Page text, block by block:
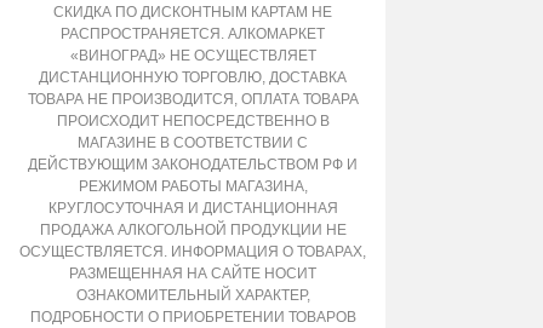
СКИДКА ПО ДИСКОНТНЫМ КАРТАМ НЕ
РАСПРОСТРАНЯЕТСЯ. АЛКОМАРКЕТ
«ВИНОГРАД» НЕ ОСУЩЕСТВЛЯЕТ
ДИСТАНЦИОННУЮ ТОРГОВЛЮ, ДОСТАВКА
ТОВАРА НЕ ПРОИЗВОДИТСЯ, ОПЛАТА ТОВАРА
ПРОИСХОДИТ НЕПОСРЕДСТВЕННО В
МАГАЗИНЕ В СООТВЕТСТВИИ С
ДЕЙСТВУЮЩИМ ЗАКОНОДАТЕЛЬСТВОМ РФ И
РЕЖИМОМ РАБОТЫ МАГАЗИНА,
КРУГЛОСУТОЧНАЯ И ДИСТАНЦИОННАЯ
ПРОДАЖА АЛКОГОЛЬНОЙ ПРОДУКЦИИ НЕ
ОСУЩЕСТВЛЯЕТСЯ. ИНФОРМАЦИЯ О ТОВАРАХ,
РАЗМЕЩЕННАЯ НА САЙТЕ НОСИТ
ОЗНАКОМИТЕЛЬНЫЙ ХАРАКТЕР,
ПОДРОБНОСТИ О ПРИОБРЕТЕНИИ ТОВАРОВ